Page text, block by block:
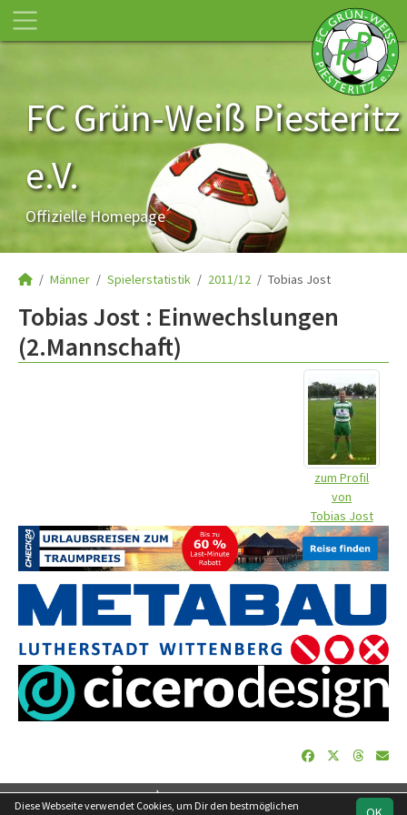
FC Grün-Weiß Piesteritz
e.V.
Offizielle Homepage
Männer Spielerstatistik 2011/12 Tobias Jost
Tobias Jost : Einwechslungen
(2.Mannschaft)
zum Profil
von
Tobias Jost
soccero.de
Diese Webseite verwendet Cookies, um Dir den bestmöglichen